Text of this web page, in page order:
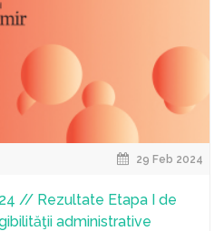
29 Feb 2024
// Rezultate Etapa I de
administrative